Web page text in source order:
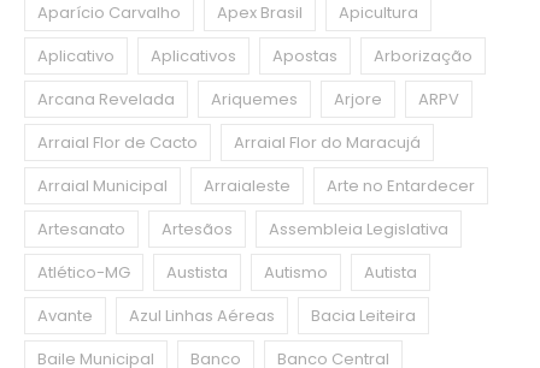
Aparício Carvalho
Apex Brasil
Apicultura
Aplicativo
Aplicativos Apostas
Arborização
Arcana Revelada
Ariquemes Arjore
ARPV
Arraial Flor de Cacto
Arraial Flor do Maracujá
Arraial Municipal
Arraialeste
Arte no Entardecer
Artesanato
Artesãos
Assembleia Legislativa
Atlético-MG
Austista Autismo
Autista
Avante
Azul Linhas Aéreas
Bacia Leiteira
Baile Municipal
Banco Banco Central